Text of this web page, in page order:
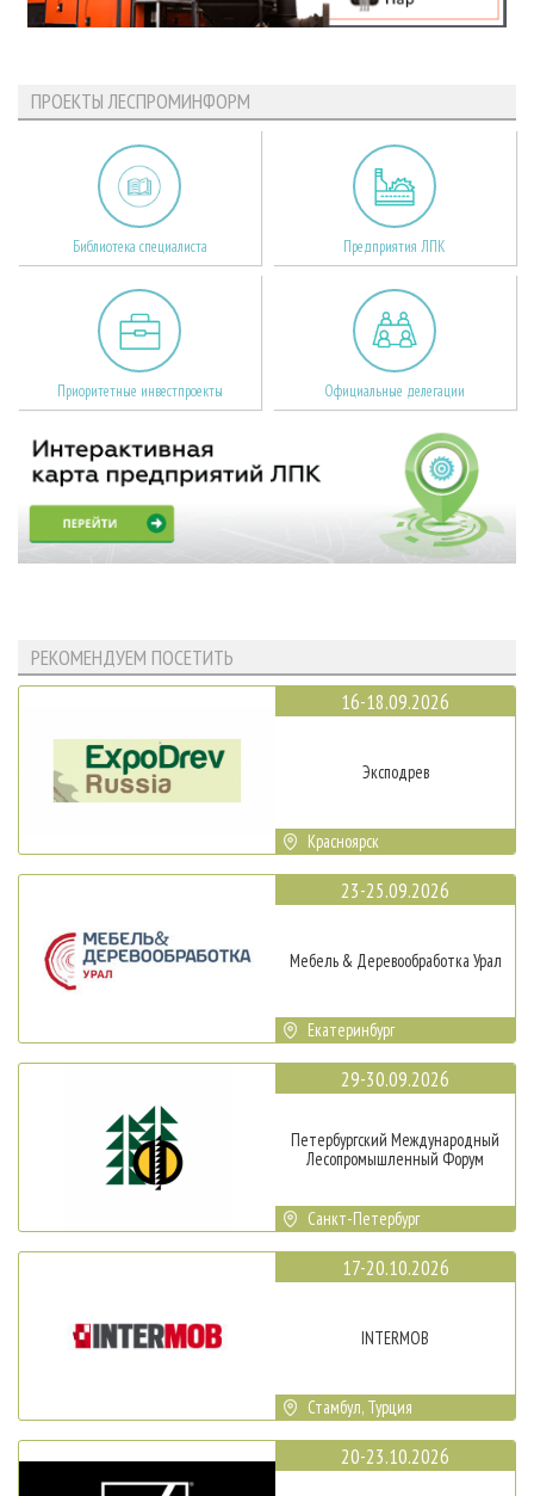
ПРОЕКТЫ ЛЕСПРОМИНФОРМ
Библиотека специалиста Предприятия ЛПК
Приоритетные инвестпроекты Официальные делегации
РЕКОМЕНДУЕМ ПОСЕТИТЬ
16-18.09.2026
Эксподрев
Красноярск
23-25.09.2026
Мебель & Деревообработка Урал
Екатеринбург
29-30.09.2026
Петербургский Международный
Лесопромышленный Форум
Санкт-Петербург
17-20.10.2026
INTERMOB
Стамбул, Турция
20-23.10.2026